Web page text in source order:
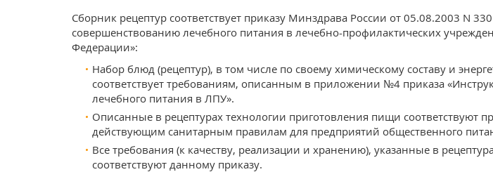
Сборник рецептур соответствует приказу Минздрава России от 05.08.2003 N
совершенствованию лечебного питания в лечебно-профилактических
Федерации»:
Набор блюд (рецептур), в том числе по своему химическому составу и
соответствует требованиям, описанным в приложении №4 приказа
лечебного питания в ЛПУ».
Описанные в рецептурах технологии приготовления пищи соответствуют
действующим санитарным правилам для предприятий общественного
Все требования (к качеству, реализации и хранению), указанные в
соответствуют данному приказу.